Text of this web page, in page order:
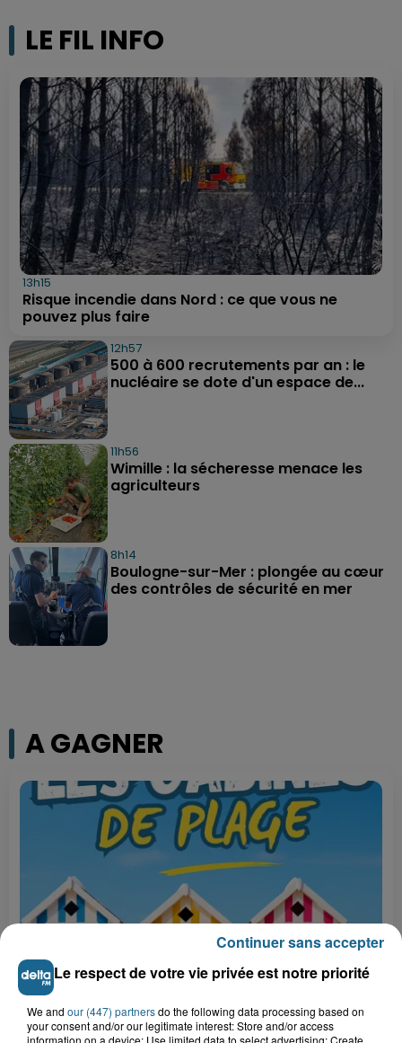
LE FIL INFO
13h15
Risque incendie dans Nord : ce que vous ne
pouvez plus faire
12h57
500 à 600 recrutements par an : le
nucléaire se dote d'un espace de...
11h56
Wimille : la sécheresse menace les
agriculteurs
8h14
Boulogne-sur-Mer : plongée au cœur
des contrôles de sécurité en mer
A GAGNER
Grand jeu de l'été : les cabines de plages
Gagnez vos entrées pour Dennlys
Parc
Le respect de votre vie privée est notre priorité
We and our (447) partnersdo the following data processing based on
your consent and/or our legitimate interest: Store and/or access
information on a device; Use limited data to select advertising; Create
Continuer sans accepter